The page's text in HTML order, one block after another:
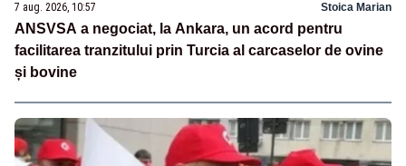
7 aug. 2026, 10:57 Stoica Marian
ANSVSA a negociat, la Ankara, un acord pentru
facilitarea tranzitului prin Turcia al carcaselor de ovine
și bovine